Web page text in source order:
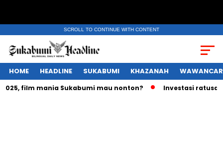
SCROLL TO CONTINUE WITH CONTENT
HOME HEADLINE SUKABUMI KHAZANAH
film mania Sukabumi mau nonton? Investasi ratusan